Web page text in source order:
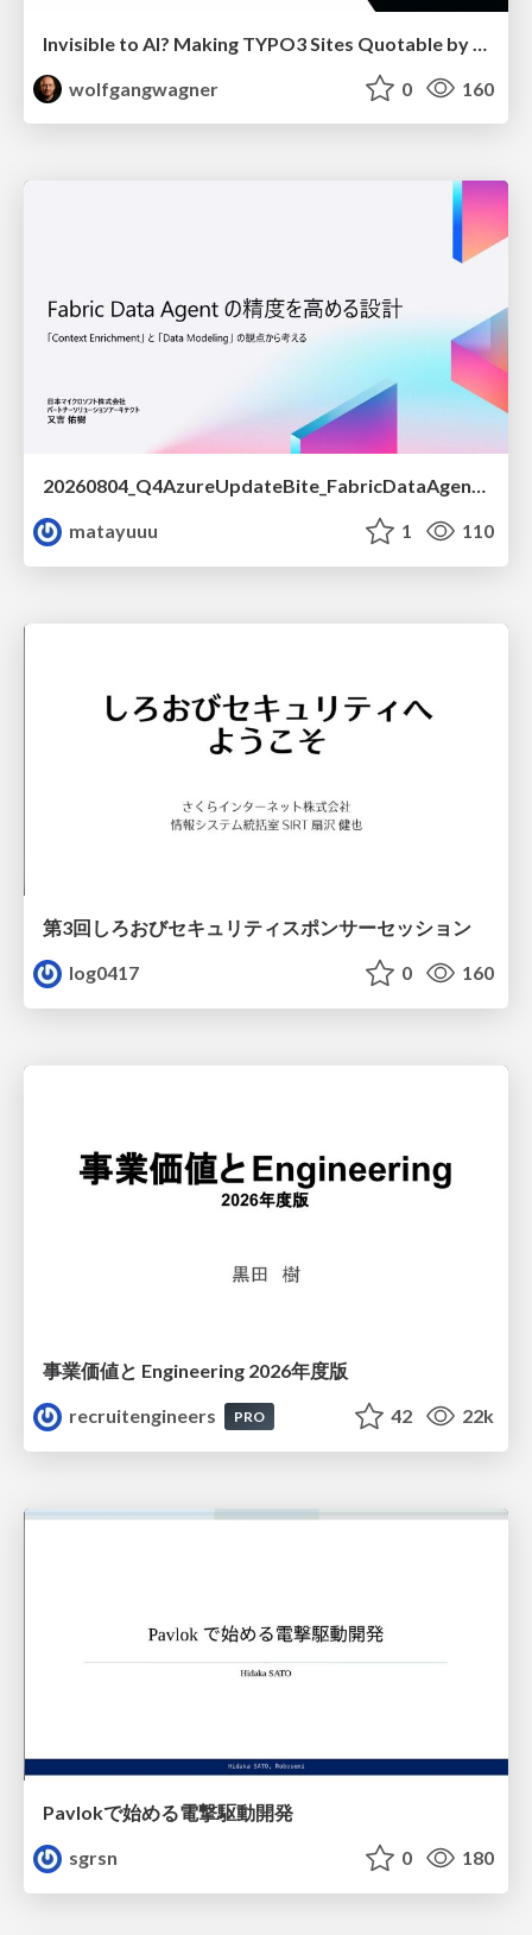
wolfgangwagner
0 160
20260804_Q4AzureUpdateBite_FabricDataAgentの精度を高める設計.pdf
matayuuu
1 110
第3回しろおびセキュリティスポンサーセッション
log0417
0 160
事業価値と Engineering 2026年度版
recruitengineers
PRO 42 22k
Pavlokで始める電撃駆動開発
sgrsn
0 180